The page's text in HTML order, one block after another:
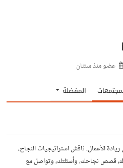
عضو منذسنتان
المفضلة
الأعمال. ناقش استراتيجيات النجاح،
قصص نجاحك، وأسئلتك، وتواصل مع